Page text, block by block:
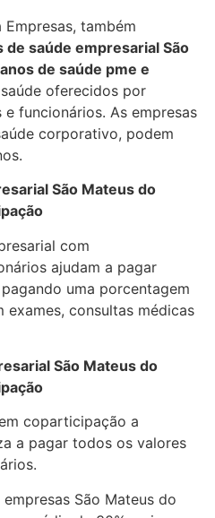
Empresas, também
de saúde empresarial São
de saúde pme e
oferecidos por
funcionários. As empresas
corporativo, podem
São Mateus do
com
ajudam a pagar
uma porcentagem
consultas médicas
São Mateus do
coparticipação a
a pagar todos os valores
São Mateus do